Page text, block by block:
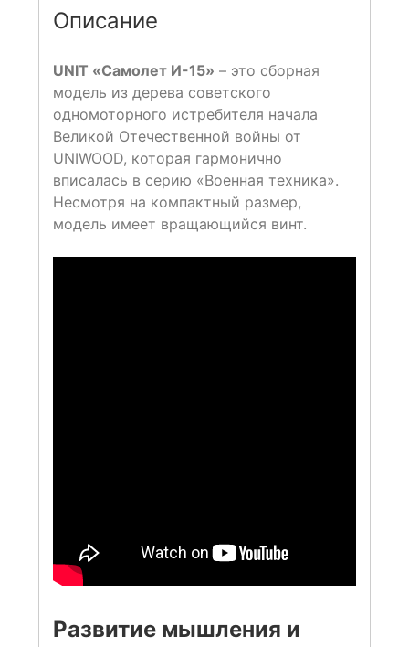
Описание
UNIT «Самолет И-15» – это сборная
модель из дерева советского
одномоторного истребителя начала
Великой Отечественной войны от
UNIWOOD, которая гармонично
вписалась в серию «Военная техника».
Несмотря на компактный размер,
модель имеет вращающийся винт.
Развитие мышления и